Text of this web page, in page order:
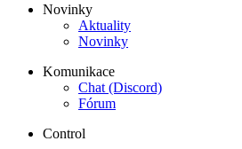
Novinky
Aktuality
Novinky
Komunikace
Chat (Discord)
Fórum
Control